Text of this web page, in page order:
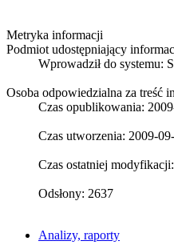
Metryka informacji
Podmiot udostępniający
Wprowadził do systemu:
Osoba odpowiedzialna za treść
Czas opublikowania:
Czas utworzenia: 2009-
Czas ostatniej
Odsłony: 2637
Analizy, raporty